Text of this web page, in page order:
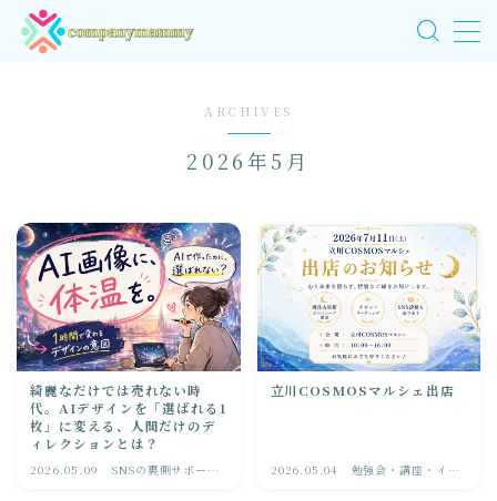
実績紹介
よくあるご質問
プロフィール
ブログ
ARCHIVES
2026年5月
綺麗なだけでは売れない時
代。AIデザインを「選ばれる1
枚」に変える、人間だけのデ
ィレクションとは？
2026.05.09
SNSの裏側サポート
立川COSMOSマルシェ出店
2026.05.04
勉強会・講座・イベ